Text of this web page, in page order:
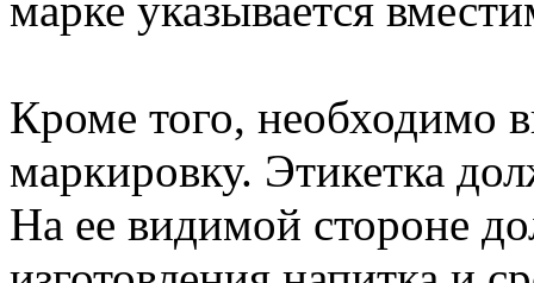
Кроме того, необходимо
маркировку. Этикетка
На ее видимой стороне